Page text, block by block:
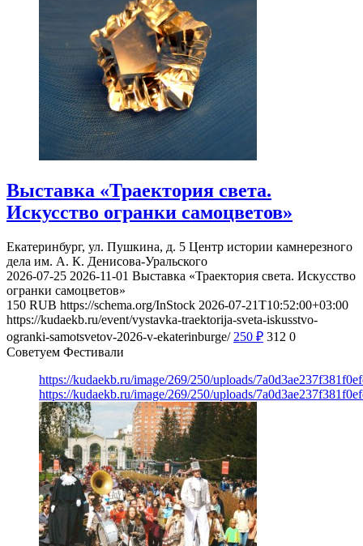
Выставка «Траектория света.
Искусство огранки самоцветов»
Екатеринбург, ул. Пушкина, д. 5 Центр истории камнерезного
дела им. А. К. Денисова-Уральского
2026-07-25 2026-11-01 Выставка «Траектория света. Искусство
огранки самоцветов»
150 RUB https://schema.org/InStock 2026-07-21T10:52:00+03:00
https://kudaekb.ru/event/vystavka-traektorija-sveta-iskusstvo-
ogranki-samotsvetov-2026-v-ekaterinburge/ 250 ₽ 312 0
Советуем Фестивали
https://kudaekb.ru/image/269/250/uploads/
https://kudaekb.ru/image/269/250/uploads/